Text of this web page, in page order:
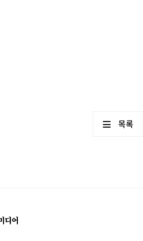
목록